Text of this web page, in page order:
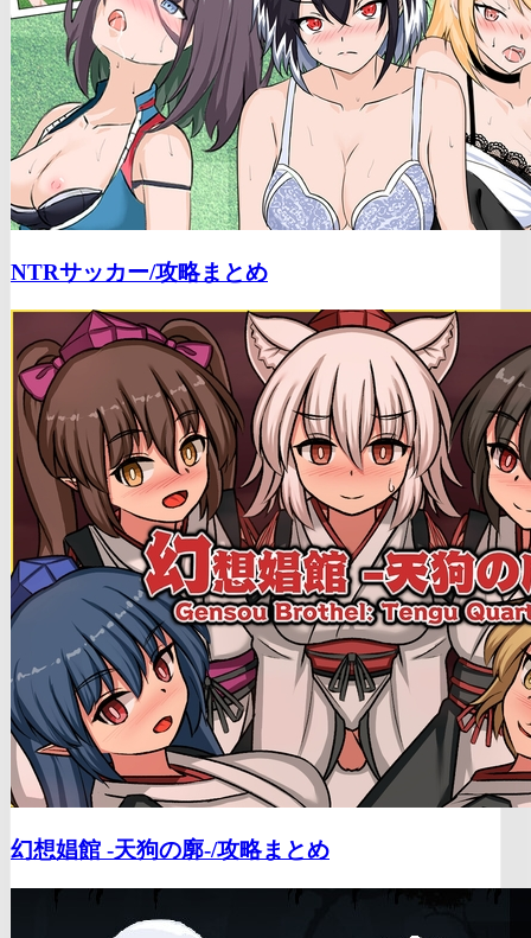
NTRサッカー/攻略まとめ
幻想娼館 -天狗の廓-/攻略まとめ